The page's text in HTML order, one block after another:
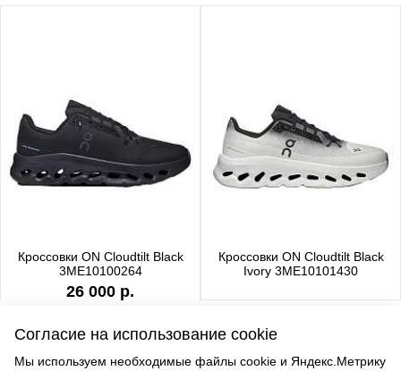
Кроссовки ON Cloudtilt Black
3ME10100264
26 000 р.
Кроссовки ON Cloudtilt Black
Ivory 3ME10101430
Согласие на использование cookie
Мы используем необходимые файлы cookie и Яндекс.Метрику